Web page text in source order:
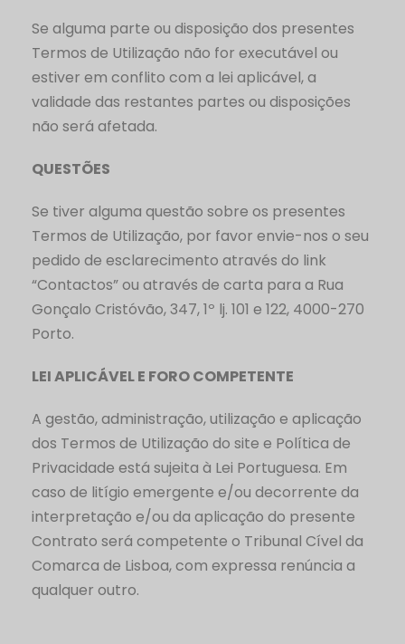
Se alguma parte ou disposição dos presentes
Termos de Utilização não for executável ou
estiver em conflito com a lei aplicável, a
validade das restantes partes ou disposições
não será afetada.
QUESTÕES
Se tiver alguma questão sobre os presentes
Termos de Utilização, por favor envie-nos o seu
pedido de esclarecimento através do link
“Contactos” ou através de carta para a Rua
Gonçalo Cristóvão, 347, 1º lj. 101 e 122, 4000-270
Porto.
LEI APLICÁVEL E FORO COMPETENTE
A gestão, administração, utilização e aplicação
dos Termos de Utilização do site e Política de
Privacidade está sujeita à Lei Portuguesa. Em
caso de litígio emergente e/ou decorrente da
interpretação e/ou da aplicação do presente
Contrato será competente o Tribunal Cível da
Comarca de Lisboa, com expressa renúncia a
qualquer outro.